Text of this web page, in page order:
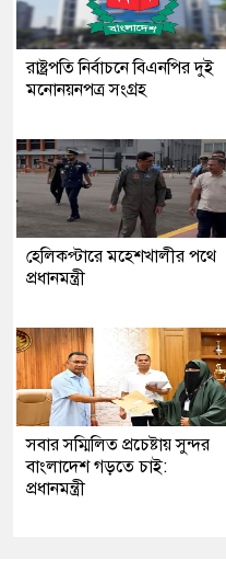
রাষ্ট্রপতি নির্বাচনে বিএনপির দুই
মনোনয়নপত্র সংগ্রহ
হেলিকপ্টারে মহেশখালীর পথে
প্রধানমন্ত্রী
সবার সম্মিলিত প্রচেষ্টায় সুন্দর
বাংলাদেশ গড়তে চাই:
প্রধানমন্ত্রী